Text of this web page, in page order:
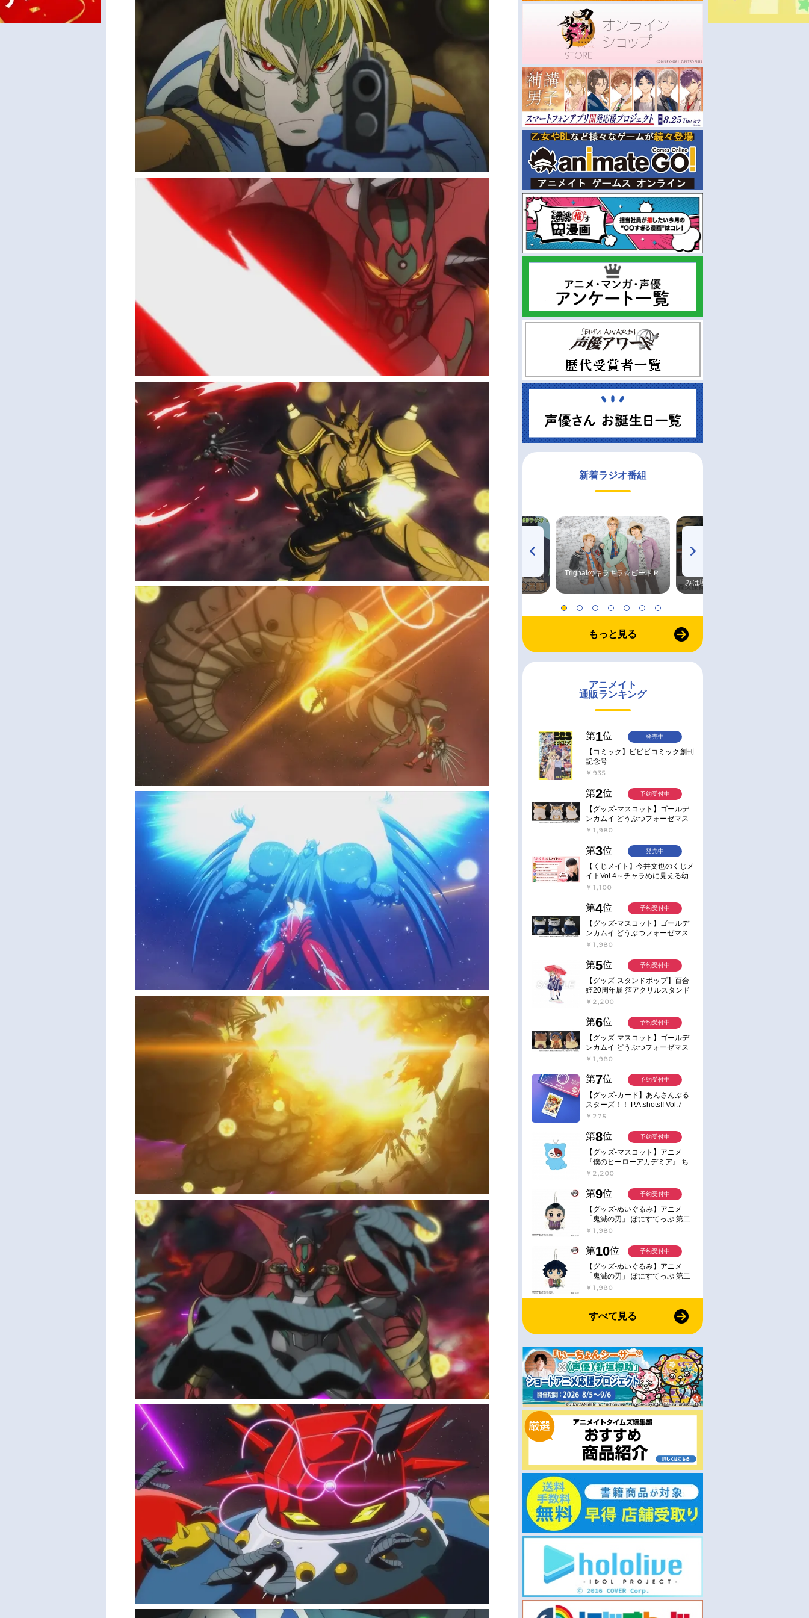
新着ラジオ番組
TVアニメ『戦隊大失格』
radio 大直会 2nd season
ハイキュー!! 烏野高校放送部! Trignalのキラキラ☆ビートＲ
みは塩だけ
もっと見る
アニメイト
通販ランキング
第1位
【コミック】ビビビコミック創刊
記念号
￥935
発売中
第2位
【グッズ-マスコット】ゴールデ
ンカムイ どうぶつフォーゼマス
コット 4.尾形百之助【再販】
￥1,980
予約受付中
第3位
【くじメイト】今井文也のくじメ
イトVol.4～チャラめに見える幼
馴染、実は一途で独占欲が強いん
￥1,100
発売中
第4位
【グッズ-マスコット】ゴールデ
ンカムイ どうぶつフォーゼマス
コット 5.月島軍曹【再販】
￥1,980
予約受付中
第5位
【グッズ-スタンドポップ】百合
姫20周年展 箔アクリルスタンド
E：あおのなち
￥2,200
予約受付中
第6位
【グッズ-マスコット】ゴールデ
ンカムイ どうぶつフォーゼマス
コット 6.鯉登少尉【再販】
￥1,980
予約受付中
第7位
【グッズ-カード】あんさんぶる
スターズ！！ P.A.shots!! Vol.7
Action
￥275
予約受付中
第8位
【グッズ-マスコット】アニメ
『僕のヒーローアカデミア』 ち
みけもますこっと 7.轟凍焦
￥2,200
予約受付中
第9位
【グッズ-ぬいぐるみ】アニメ
「鬼滅の刃」 ぽにすてっぷ 第二
弾 不死川 玄弥
￥1,980
予約受付中
第10位
【グッズ-ぬいぐるみ】アニメ
「鬼滅の刃」 ぽにすてっぷ 第二
弾 冨岡 義勇
￥1,980
予約受付中
すべて見る